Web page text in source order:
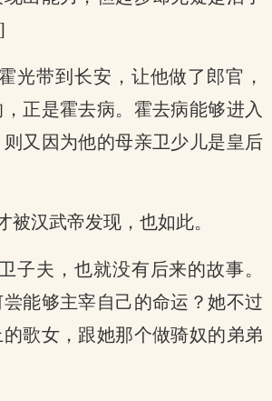
光带到长安，让他做了郎官，
正是霍去病。霍去病能够进入
又因为他的母亲卫少儿是皇后
被汉武帝发现，也如此。
子夫，也就没有后来的故事。
能够主宰自己的命运？她不过
歌女，跟她那个做骑奴的弟弟